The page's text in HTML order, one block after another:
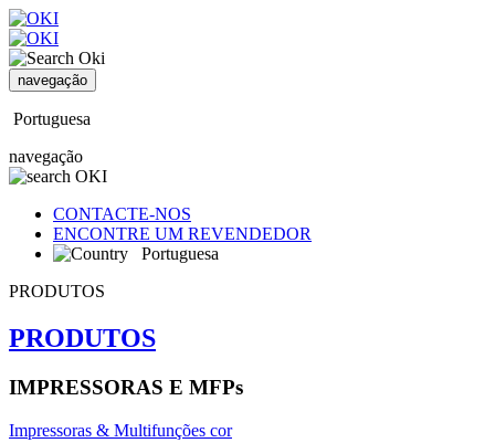
navegação
Portuguesa
navegação
CONTACTE-NOS
ENCONTRE UM REVENDEDOR
Portuguesa
PRODUTOS
PRODUTOS
IMPRESSORAS E MFPs
Impressoras & Multifunções cor